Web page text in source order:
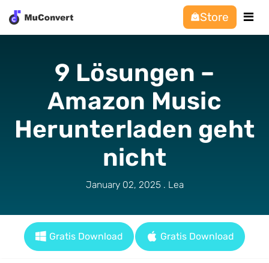
Store
9 Lösungen –
Amazon Music
Herunterladen geht
nicht
January 02, 2025 . Lea
Gratis Download Gratis Download